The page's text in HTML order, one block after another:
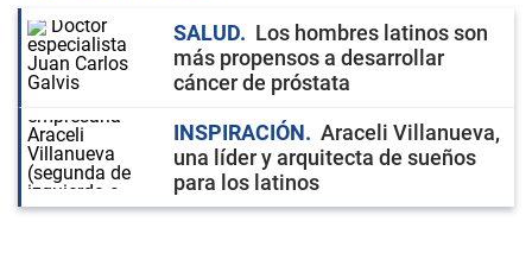
SALUD
Los hombres latinos son
más propensos a desarrollar
cáncer de próstata
INSPIRACIÓN
Araceli Villanueva,
una líder y arquitecta de sueños
para los latinos